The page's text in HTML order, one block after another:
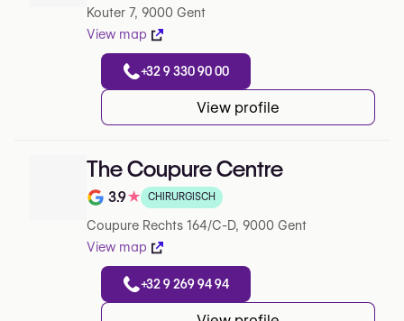
Kouter 7, 9000 Gent
View map
+32 9 330 90 00
View profile
The Coupure Centre
Note de 3.9 sur 5 sur Google
3.9★ CHIRURGISCH
Coupure Rechts 164/C-D, 9000 Gent
View map
+32 9 269 94 94